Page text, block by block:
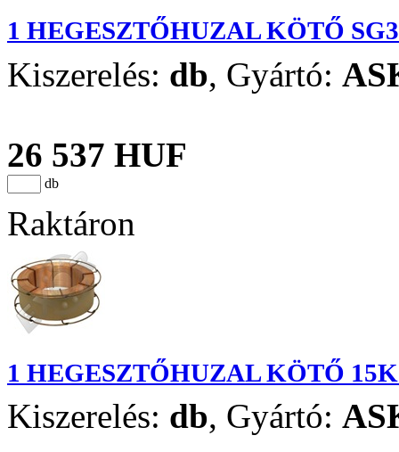
1 HEGESZTŐHUZAL KÖTŐ
Kiszerelés: db, Gyártó:
26 537 HUF
db
Raktáron
1 HEGESZTŐHUZAL KÖTŐ
Kiszerelés: db, Gyártó: